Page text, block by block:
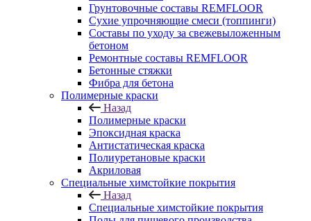
Грунтовочные составы REMFLOOR
Сухие упрочняющие смеси (топпинги)
Составы по уходу за свежевыложенным
бетоном
Ремонтные составы REMFLOOR
Бетонные стяжки
Фибра для бетона
Полимерные краски
Назад
Полимерные краски
Эпоксидная краска
Антистатическая краска
Полиуретановые краски
Акриловая
Специальные химстойкие покрытия
Назад
Специальные химстойкие покрытия